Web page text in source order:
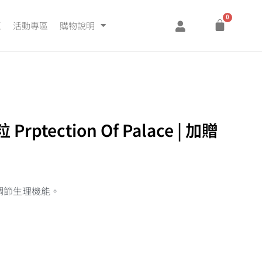
活動專區 購物說明
0
Prptection Of Palace | 加贈
生理機能。